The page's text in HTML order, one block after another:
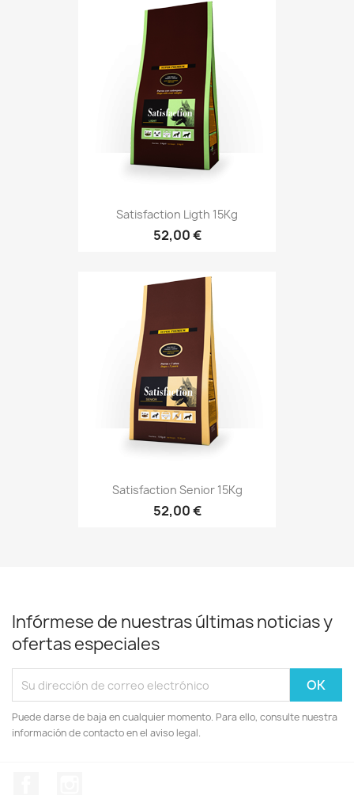
Satisfaction Ligth 15Kg
52,00 €
Satisfaction Senior 15Kg
52,00 €
Infórmese de nuestras últimas noticias y
ofertas especiales
Puede darse de baja en cualquier momento. Para ello, consulte nuestra
información de contacto en el aviso legal.